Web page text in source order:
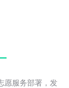
愿服务部署，发